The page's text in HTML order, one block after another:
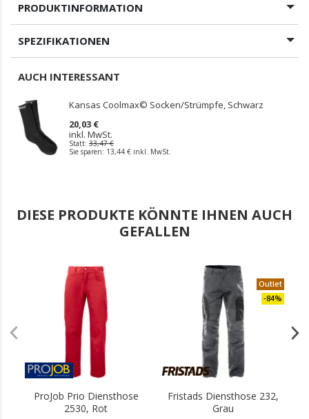
PRODUKTINFORMATION
SPEZIFIKATIONEN
AUCH INTERESSANT
Kansas Coolmax© Socken/Strümpfe, Schwarz
20,03 €
inkl. MwSt.
Statt: 33,47 €
Sie sparen: 13,44 € inkl. MwSt.
DIESE PRODUKTE KÖNNTE IHNEN AUCH
GEFALLEN
ProJob Prio Diensthose
2530, Rot
Outlet
-84%
Fristads Diensthose 232,
Grau